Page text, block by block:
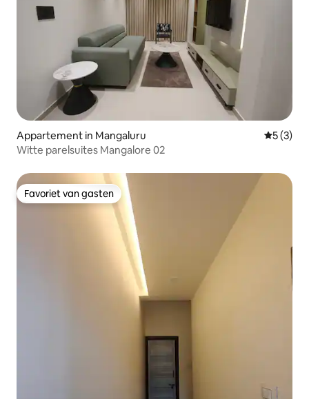
Appartement in Mangaluru
5 (3)
Witte parelsuites Mangalore 02
Favoriet van gasten
Favoriet van gasten